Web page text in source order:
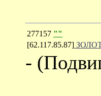
277157 ""
[62.117.85.87]
-